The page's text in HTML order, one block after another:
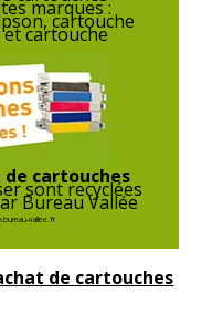
marques :
cartouche
cartouche
cartouches
sont recyclées
Bureau Vallée
vallee.fr
de cartouches